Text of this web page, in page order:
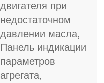
двигателя при
недостаточном
давлении масла,
Панель индикации
параметров
агрегата,